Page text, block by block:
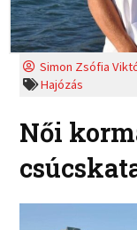
Simon Zsófia
Hajózás
Női